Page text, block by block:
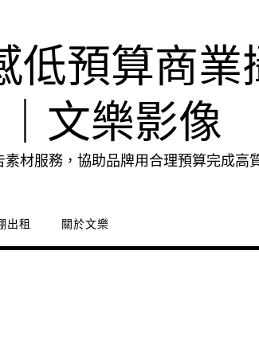
低預算商業
文樂影像
材服務，協助品牌用合理預算完成高
出租 關於文樂